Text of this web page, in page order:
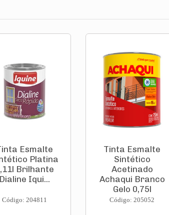
Esmalte
Platina
Brilhante
Dialine Iqui...
Código: 204811
Tinta Esmalte
Sintético
Acetinado
Achaqui Branco
Gelo 0,75l
Código: 205052